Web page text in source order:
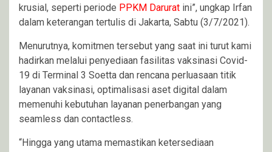
krusial, seperti periode PPKM Darurat ini”, ungkap Irfan
dalam keterangan tertulis di Jakarta, Sabtu (3/7/2021).
Menurutnya, komitmen tersebut yang saat ini turut kami
hadirkan melalui penyediaan fasilitas vaksinasi Covid-
19 di Terminal 3 Soetta dan rencana perluasaan titik
layanan vaksinasi, optimalisasi aset digital dalam
memenuhi kebutuhan layanan penerbangan yang
seamless dan contactless.
“Hingga yang utama memastikan ketersediaan